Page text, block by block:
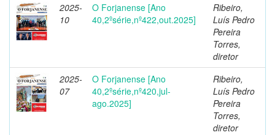
2025-
10
O Forjanense [Ano
40,2ºsérie,nº422,out.2025]
Ribeiro,
Luís Pedro
Pereira
Torres,
diretor
2025-
07
O Forjanense [Ano
40,2ºsérie,nº420,jul-
ago.2025]
Ribeiro,
Luís Pedro
Pereira
Torres,
diretor